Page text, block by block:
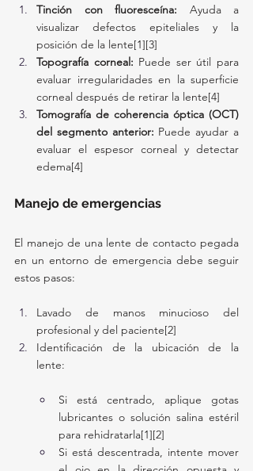
Tinción con fluoresceína: Ayuda a
visualizar defectos epiteliales y la
posición de la lente[1][3]
Topografía corneal: Puede ser útil para
evaluar irregularidades en la superficie
corneal después de retirar la lente[4]
Tomografía de coherencia óptica (OCT)
del segmento anterior: Puede ayudar a
evaluar el espesor corneal y detectar
edema[4]
Manejo de emergencias
El manejo de una lente de contacto pegada
en un entorno de emergencia debe seguir
estos pasos:
Lavado de manos minucioso del
profesional y del paciente[2]
Identificación de la ubicación de la
lente:
Si está centrado, aplique gotas
lubricantes o solución salina estéril
para rehidratarla[1][2]
Si está descentrada, intente mover